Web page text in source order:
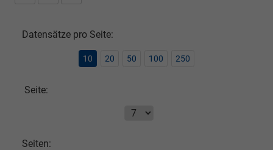
Datensätze pro Seite:
10 20 50 100 250
Seite:
Seiten: